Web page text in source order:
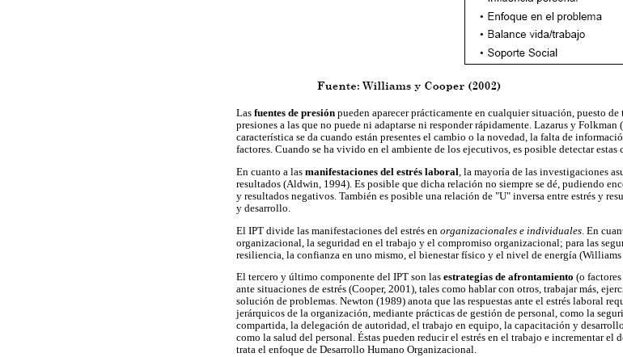
Las fuentes de presión pueden aparecer prácticamente en cualquier situación, puesto
presiones a las que no puede ni adaptarse ni responder rápidamente. Lazarus y
característica se da cuando están presentes el cambio o la novedad, la falta de
factores. Cuando se ha vivido en el ambiente de los ejecutivos, es posible detectar
En cuanto a las manifestaciones del estrés laboral, la mayoría de las investigaciones
resultados (Aldwin, 1994). Es posible que dicha relación no siempre se dé, pudiendo
y resultados negativos. También es posible una relación de "U" inversa entre estrés y
y desarrollo.
El IPT divide las manifestaciones del estrés en organizacionales e individuales . En
organizacional, la seguridad en el trabajo y el compromiso organizacional; para las
resiliencia, la confianza en uno mismo, el bienestar físico y el nivel de energía (Williams
El tercero y último componente del IPT son las estrategias de afrontamiento (o
ante situaciones de estrés (Cooper, 2001), tales como hablar con otros, trabajar más,
solución de problemas. Newton (1989) anota que las respuestas ante el estrés laboral
jerárquicos de la organización, mediante prácticas de gestión de personal, como la
compartida, la delegación de autoridad, el trabajo en equipo, la capacitación y
como la salud del personal. Éstas pueden reducir el estrés en el trabajo e incrementar el
trata el enfoque de Desarrollo Humano Organizacional.